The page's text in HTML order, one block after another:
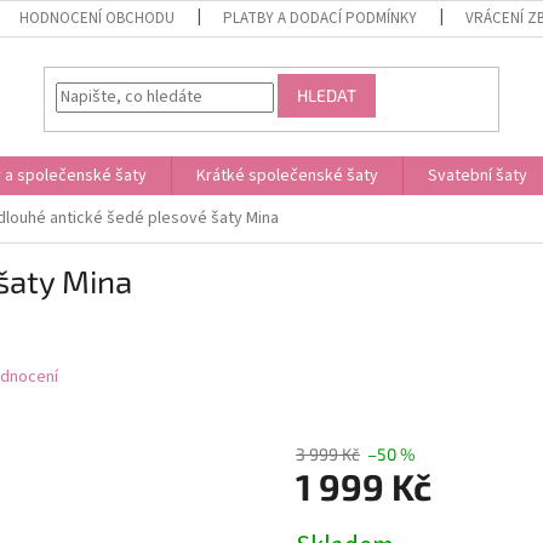
HODNOCENÍ OBCHODU PLATBY A DODACÍ PODMÍNKY VRÁCENÍ
HLEDAT
společenské šaty Krátké společenské šaty Svatební šaty
antické šedé plesové šaty Mina
Mina
3 999 Kč –50 %
1 999 Kč